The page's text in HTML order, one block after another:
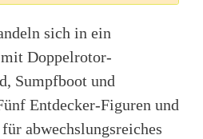
sich in ein
Doppelrotor-
Sumpfboot und
Entdecker-Figuren und
abwechslungsreiches